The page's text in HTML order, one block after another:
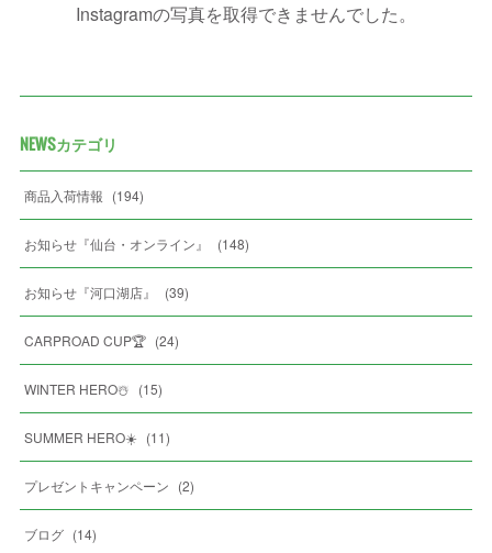
Instagramの写真を取得できませんでした。
NEWSカテゴリ
商品入荷情報 (194)
お知らせ『仙台・オンライン』 (148)
お知らせ『河口湖店』 (39)
CARPROAD CUP🏆 (24)
WINTER HERO☃️ (15)
SUMMER HERO☀️ (11)
プレゼントキャンペーン (2)
ブログ (14)